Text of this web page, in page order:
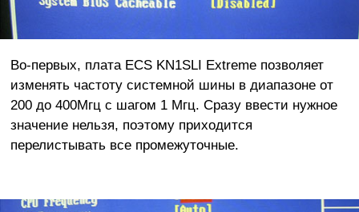
Во-первых, плата ECS KN1SLI Extreme позволяет
изменять частоту системной шины в диапазоне от
200 до 400Мгц с шагом 1 Мгц. Сразу ввести нужное
значение нельзя, поэтому приходится
перелистывать все промежуточные.